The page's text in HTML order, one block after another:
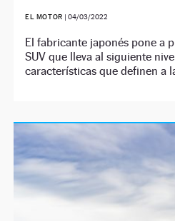
EL MOTOR |04/03/2022
El fabricante japonés pone a
SUV que lleva al siguiente
características que definen a